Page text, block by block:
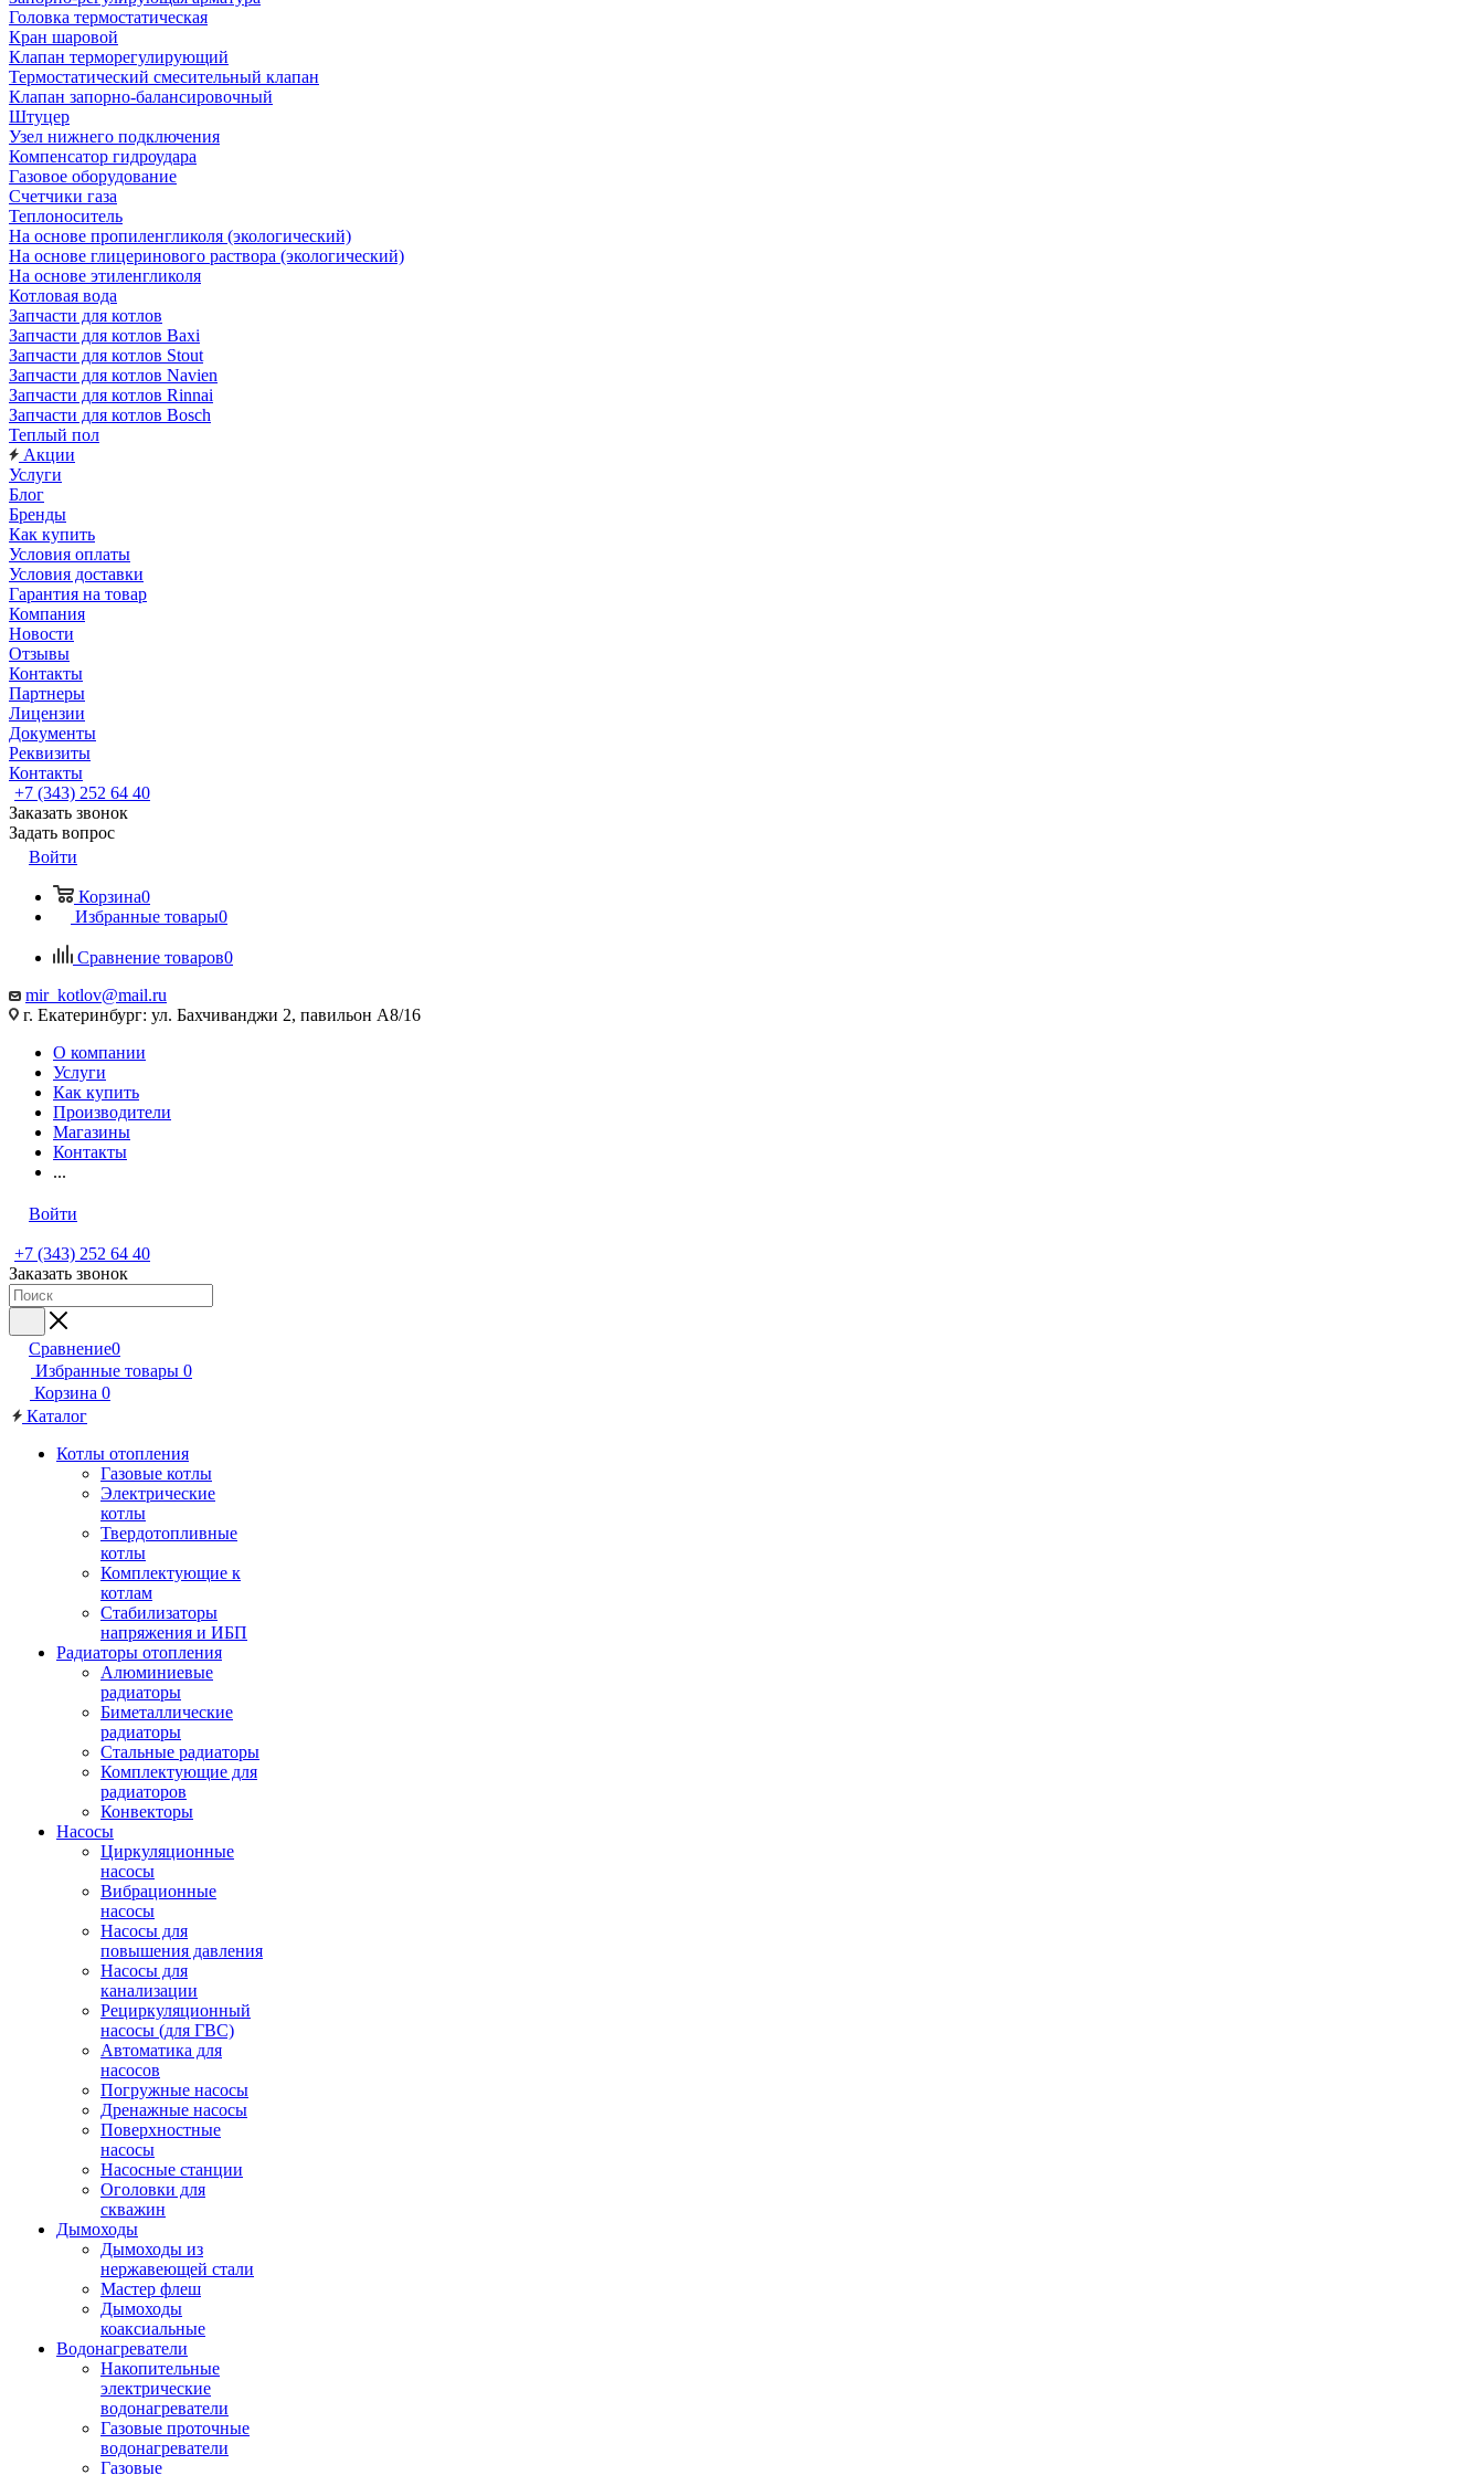
Головка термостатическая
Кран шаровой
Клапан терморегулирующий
Термостатический смесительный клапан
Клапан запорно-балансировочный
Штуцер
Узел нижнего подключения
Компенсатор гидроудара
Газовое оборудование
Счетчики газа
Теплоноситель
На основе пропиленгликоля (экологический)
На основе глицеринового раствора (экологический)
На основе этиленгликоля
Котловая вода
Запчасти для котлов
Запчасти для котлов Baxi
Запчасти для котлов Stout
Запчасти для котлов Navien
Запчасти для котлов Rinnai
Запчасти для котлов Bosch
Теплый пол
Акции
Услуги
Блог
Бренды
Как купить
Условия оплаты
Условия доставки
Гарантия на товар
Компания
Новости
Отзывы
Контакты
Партнеры
Лицензии
Документы
Реквизиты
Контакты
+7 (343) 252 64 40
Заказать звонок
Задать вопрос
Войти
Корзина0
Избранные товары0
Сравнение товаров0
mir_kotlov@mail.ru
г. Екатеринбург: ул. Бахчиванджи 2, павильон А8/16
О компании
Услуги
Как купить
Производители
Магазины
Контакты
...
Войти
+7 (343) 252 64 40
Заказать звонок
Сравнение0
Избранные товары 0
Корзина 0
Каталог
Котлы отопления
Газовые котлы
Электрические
котлы
Твердотопливные
котлы
Комплектующие к
котлам
Стабилизаторы
напряжения и ИБП
Радиаторы отопления
Алюминиевые
радиаторы
Биметаллические
радиаторы
Стальные радиаторы
Комплектующие для
радиаторов
Конвекторы
Насосы
Циркуляционные
насосы
Вибрационные
насосы
Насосы для
повышения давления
Насосы для
канализации
Рециркуляционный
насосы (для ГВС)
Автоматика для
насосов
Погружные насосы
Дренажные насосы
Поверхностные
насосы
Насосные станции
Оголовки для
скважин
Дымоходы
Дымоходы из
нержавеющей стали
Мастер флеш
Дымоходы
коаксиальные
Водонагреватели
Накопительные
электрические
водонагреватели
Газовые проточные
водонагреватели
Газовые